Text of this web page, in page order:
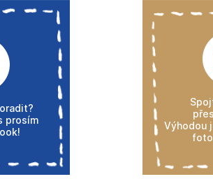
prosím
Výhodou